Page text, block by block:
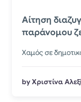
​Αίτηση
παράνομου
Χαμός σε
by Χριστίνα